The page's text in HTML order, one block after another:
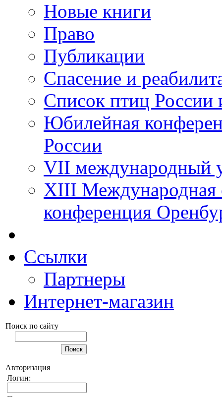
Новые книги
Право
Публикации
Спасение и
Список птиц России
Юбилейная
России
VII международный
XIII Международная
конференция
Ссылки
Партнеры
Интернет-магазин
Поиск по сайту
Авторизация
Логин: